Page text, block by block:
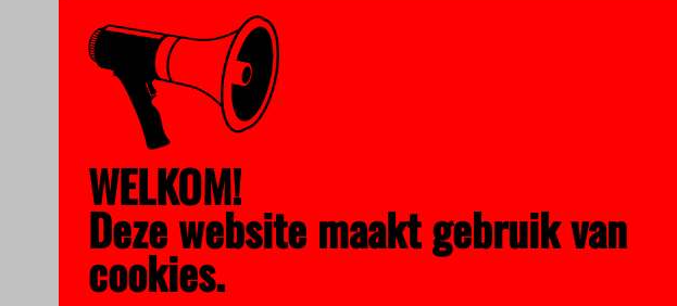
WELKOM!
Deze website maakt gebruik van
cookies.